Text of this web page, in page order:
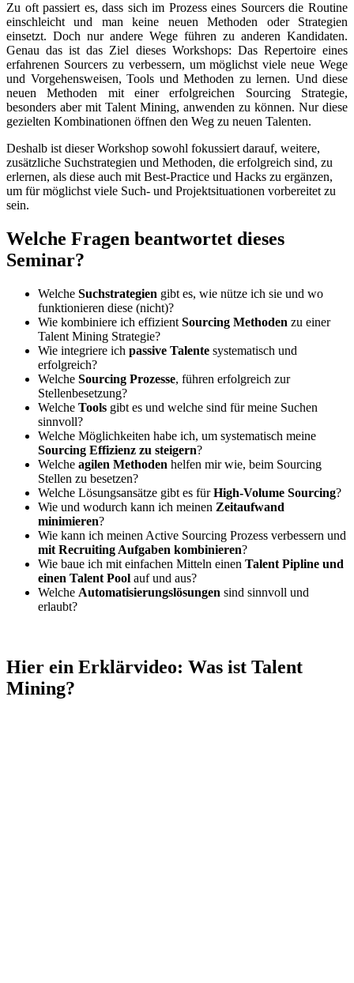
Zu oft passiert es, dass sich im Prozess eines Sourcers die Routine
einschleicht und man keine neuen Methoden oder Strategien
einsetzt. Doch nur andere Wege führen zu anderen Kandidaten.
Genau das ist das Ziel dieses Workshops: Das Repertoire eines
erfahrenen Sourcers zu verbessern, um möglichst viele neue Wege
und Vorgehensweisen, Tools und Methoden zu lernen. Und diese
neuen Methoden mit einer erfolgreichen Sourcing Strategie,
besonders aber mit Talent Mining, anwenden zu können. Nur diese
gezielten Kombinationen öffnen den Weg zu neuen Talenten.
Deshalb ist dieser Workshop sowohl fokussiert darauf, weitere,
zusätzliche Suchstrategien und Methoden, die erfolgreich sind, zu
erlernen, als diese auch mit Best-Practice und Hacks zu ergänzen,
um für möglichst viele Such- und Projektsituationen vorbereitet zu
sein.
Welche Fragen beantwortet dieses
Seminar?
Welche Suchstrategien gibt es, wie nütze ich sie und wo
funktionieren diese (nicht)?
Wie kombiniere ich effizient Sourcing Methoden zu einer
Talent Mining Strategie?
Wie integriere ich passive Talente systematisch und
erfolgreich?
Welche Sourcing Prozesse, führen erfolgreich zur
Stellenbesetzung?
Welche Tools gibt es und welche sind für meine Suchen
sinnvoll?
Welche Möglichkeiten habe ich, um systematisch meine
Sourcing Effizienz zu steigern?
Welche agilen Methoden helfen mir wie, beim Sourcing
Stellen zu besetzen?
Welche Lösungsansätze gibt es fürHigh-Volume Sourcing?
Wie und wodurch kann ich meinen Zeitaufwand
minimieren?
Wie kann ich meinen Active Sourcing Prozess verbessern und
mit Recruiting Aufgaben kombinieren?
Wie baue ich mit einfachen Mitteln einen Talent Pipline und
einen Talent Pool auf und aus?
Welche Automatisierungslösungen sind sinnvoll und
erlaubt?
Hier ein Erklärvideo: Was ist Talent
Mining?